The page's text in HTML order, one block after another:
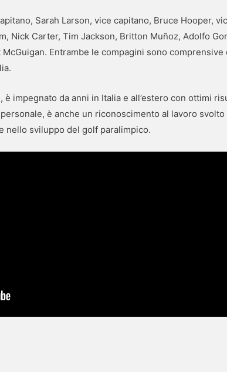
Sarah Larson, vice capitano, Bruce Hooper,
Nick Carter, Tim Jackson, Britton Muñoz, Adolfo
Entrambe le compagini sono
impegnato da anni in Italia e all’estero con ottimi
è anche un riconoscimento al lavoro
nello sviluppo del golf paralimpico.